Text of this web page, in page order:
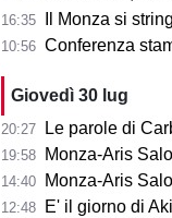
16:35 Il Monza si
10:56 Conferenza
Giovedì 30 lug
20:27 Le parole di
19:58 Monza-Aris
14:40 Monza-Aris
12:48 E' il giorno di